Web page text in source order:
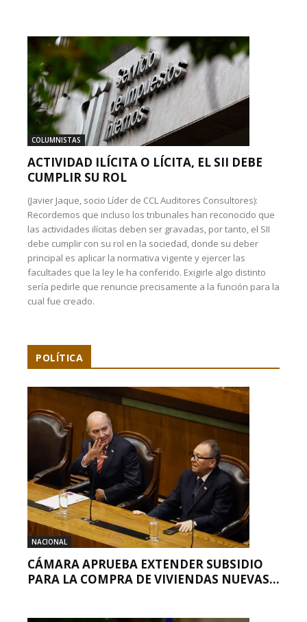
COLUMNISTAS
ACTIVIDAD ILÍCITA O LÍCITA, EL SII DEBE
CUMPLIR SU ROL
(Javier Jaque, socio Líder de CCL Auditores Consultores):
Recordemos que incluso los tribunales han reconocido que
las actividades ilícitas deben ser gravadas, por tanto, el SII
debe cumplir con su rol en la sociedad, donde su deber
principal es aplicar la normativa vigente y ejercer las
facultades que la ley le ha conferido. Exigirle algo distinto
sería pedirle que renuncie precisamente a la función para la
cual fue creado.
POLÍTICA
NACIONAL
CÁMARA APRUEBA EXTENDER SUBSIDIO
PARA LA COMPRA DE VIVIENDAS NUEVAS...